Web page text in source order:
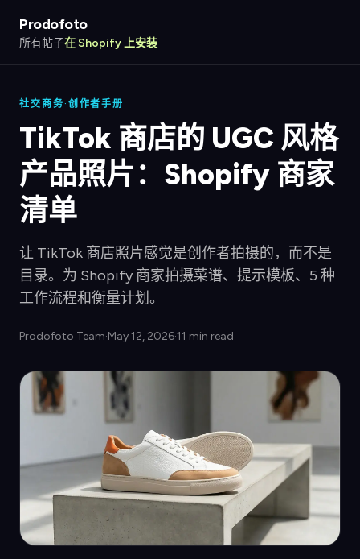
Prodofoto
所有帖子在 Shopify 上安装
社交商务·创作者手册
TikTok 商店的 UGC 风格
产品照片：Shopify 商家
清单
让 TikTok 商店照片感觉是创作者拍摄的，而不是
目录。为 Shopify 商家拍摄菜谱、提示模板、5 种
工作流程和衡量计划。
Prodofoto Team·May 12, 2026·11 min read